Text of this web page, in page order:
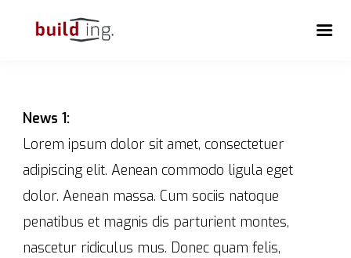
News 1:
Lorem ipsum dolor sit amet, consectetuer
adipiscing elit. Aenean commodo ligula eget
dolor. Aenean massa. Cum sociis natoque
penatibus et magnis dis parturient montes,
nascetur ridiculus mus. Donec quam felis,